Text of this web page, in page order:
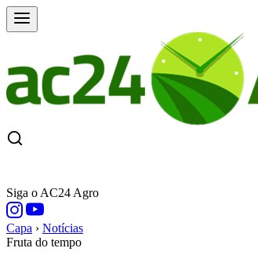
Siga o AC24 Agro
Capa › Notícias
Fruta do tempo